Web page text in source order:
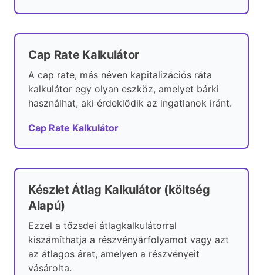
Cap Rate Kalkulátor
A cap rate, más néven kapitalizációs ráta
kalkulátor egy olyan eszköz, amelyet bárki
használhat, aki érdeklődik az ingatlanok iránt.
Cap Rate Kalkulátor
Készlet Átlag Kalkulátor (költség
Alapú)
Ezzel a tőzsdei átlagkalkulátorral
kiszámíthatja a részvényárfolyamot vagy azt
az átlagos árat, amelyen a részvényeit
vásárolta.